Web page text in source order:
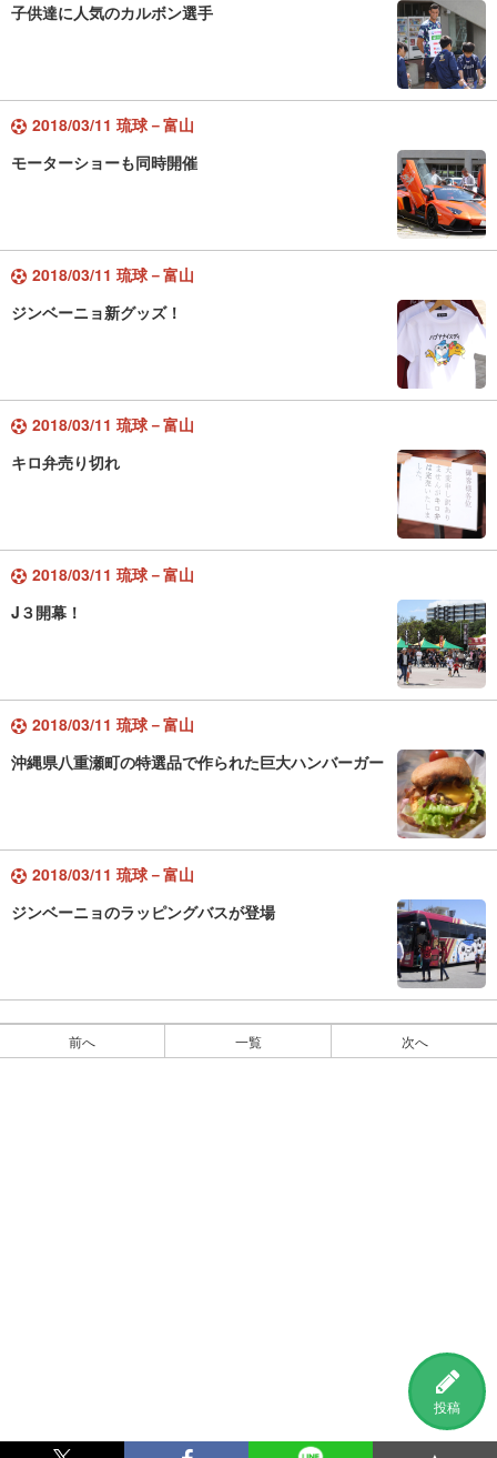
投稿
子供達に人気のカルボン選手
2018/03/11 琉球－富山
モーターショーも同時開催
2018/03/11 琉球－富山
ジンベーニョ新グッズ！
2018/03/11 琉球－富山
キロ弁売り切れ
2018/03/11 琉球－富山
J３開幕！
2018/03/11 琉球－富山
沖縄県八重瀬町の特選品で作られた巨大ハンバーガー
2018/03/11 琉球－富山
ジンベーニョのラッピングバスが登場
前へ 一覧 次へ